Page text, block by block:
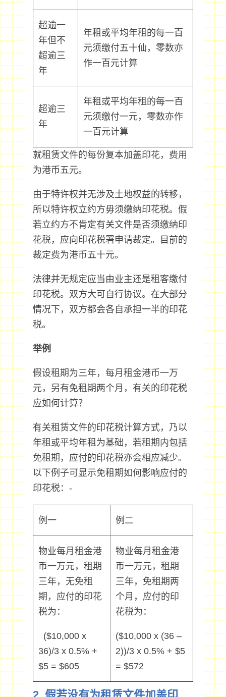
超逾一
年但不
超逾三
年
年租或平均年租的每一百
元须缴付五十仙，零数亦
作一百元计算
超逾三
年
年租或平均年租的每一百
元须缴付一元，零数亦作
一百元计算
就租赁文件的每份复本加盖印花，费用
为港币五元。
由于特许权并无涉及土地权益的转移，
所以特许权立约方毋须缴纳印花税。假
若立约方不肯定有关文件是否须缴纳印
花税，应向印花税署申请裁定。目前的
裁定费为港币五十元。
法律并无规定应当由业主还是租客缴付
印花税。双方大可自行协议。在大部分
情况下，双方都会各自承担一半的印花
税。
举例
假设租期为三年，每月租金港币一万
元，另有免租期两个月，有关的印花税
应如何计算？
有关租赁文件的印花税计算方式，乃以
年租或平均年租为基础，若租期内包括
免租期，应付的印花税亦会相应减少。
以下例子可显示免租期如何影响应付的
印花税：-
例一 例二
物业每月租金港
币一万元，租期
三年，无免租
期，应付的印花
税为：
($10,000 x
36)/3 x 0.5% +
$5 = $605
物业每月租金港
币一万元，租期
三年，免租期两
个月，应付的印
花税为：
($10,000 x (36 –
2))/3 x 0.5% + $5
= $572